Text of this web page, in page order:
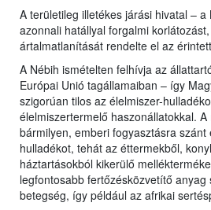
A területileg illetékes járási hivatal –
azonnali hatállyal forgalmi
ártalmatlanítását rendelte el az
A Nébih ismételten felhívja az
Európai Unió tagállamaiban – így
szigorúan tilos az élelmiszer-
élelmiszertermelő haszonállatokkal.
bármilyen, emberi fogyasztásra szánt
hulladékot, tehát az éttermekből,
háztartásokból kikerülő
legfontosabb fertőzésközvetítő anyag
betegség, így például az afrikai